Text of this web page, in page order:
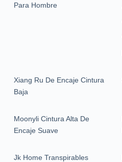
Para Hombre
Xiang Ru De Encaje Cintura
Baja
Moonyli Cintura Alta De
Encaje Suave
Jk Home Transpirables